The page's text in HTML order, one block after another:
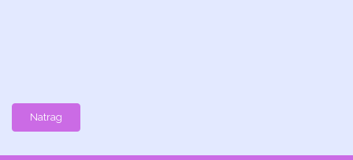
Natrag